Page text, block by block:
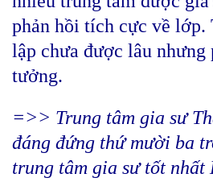
phản hồi tích cực về lớp.
lập chưa được lâu
tưởng.
=>> Trung tâm gia sư
đáng đứng thứ mười ba
trung tâm gia sư tốt nhất